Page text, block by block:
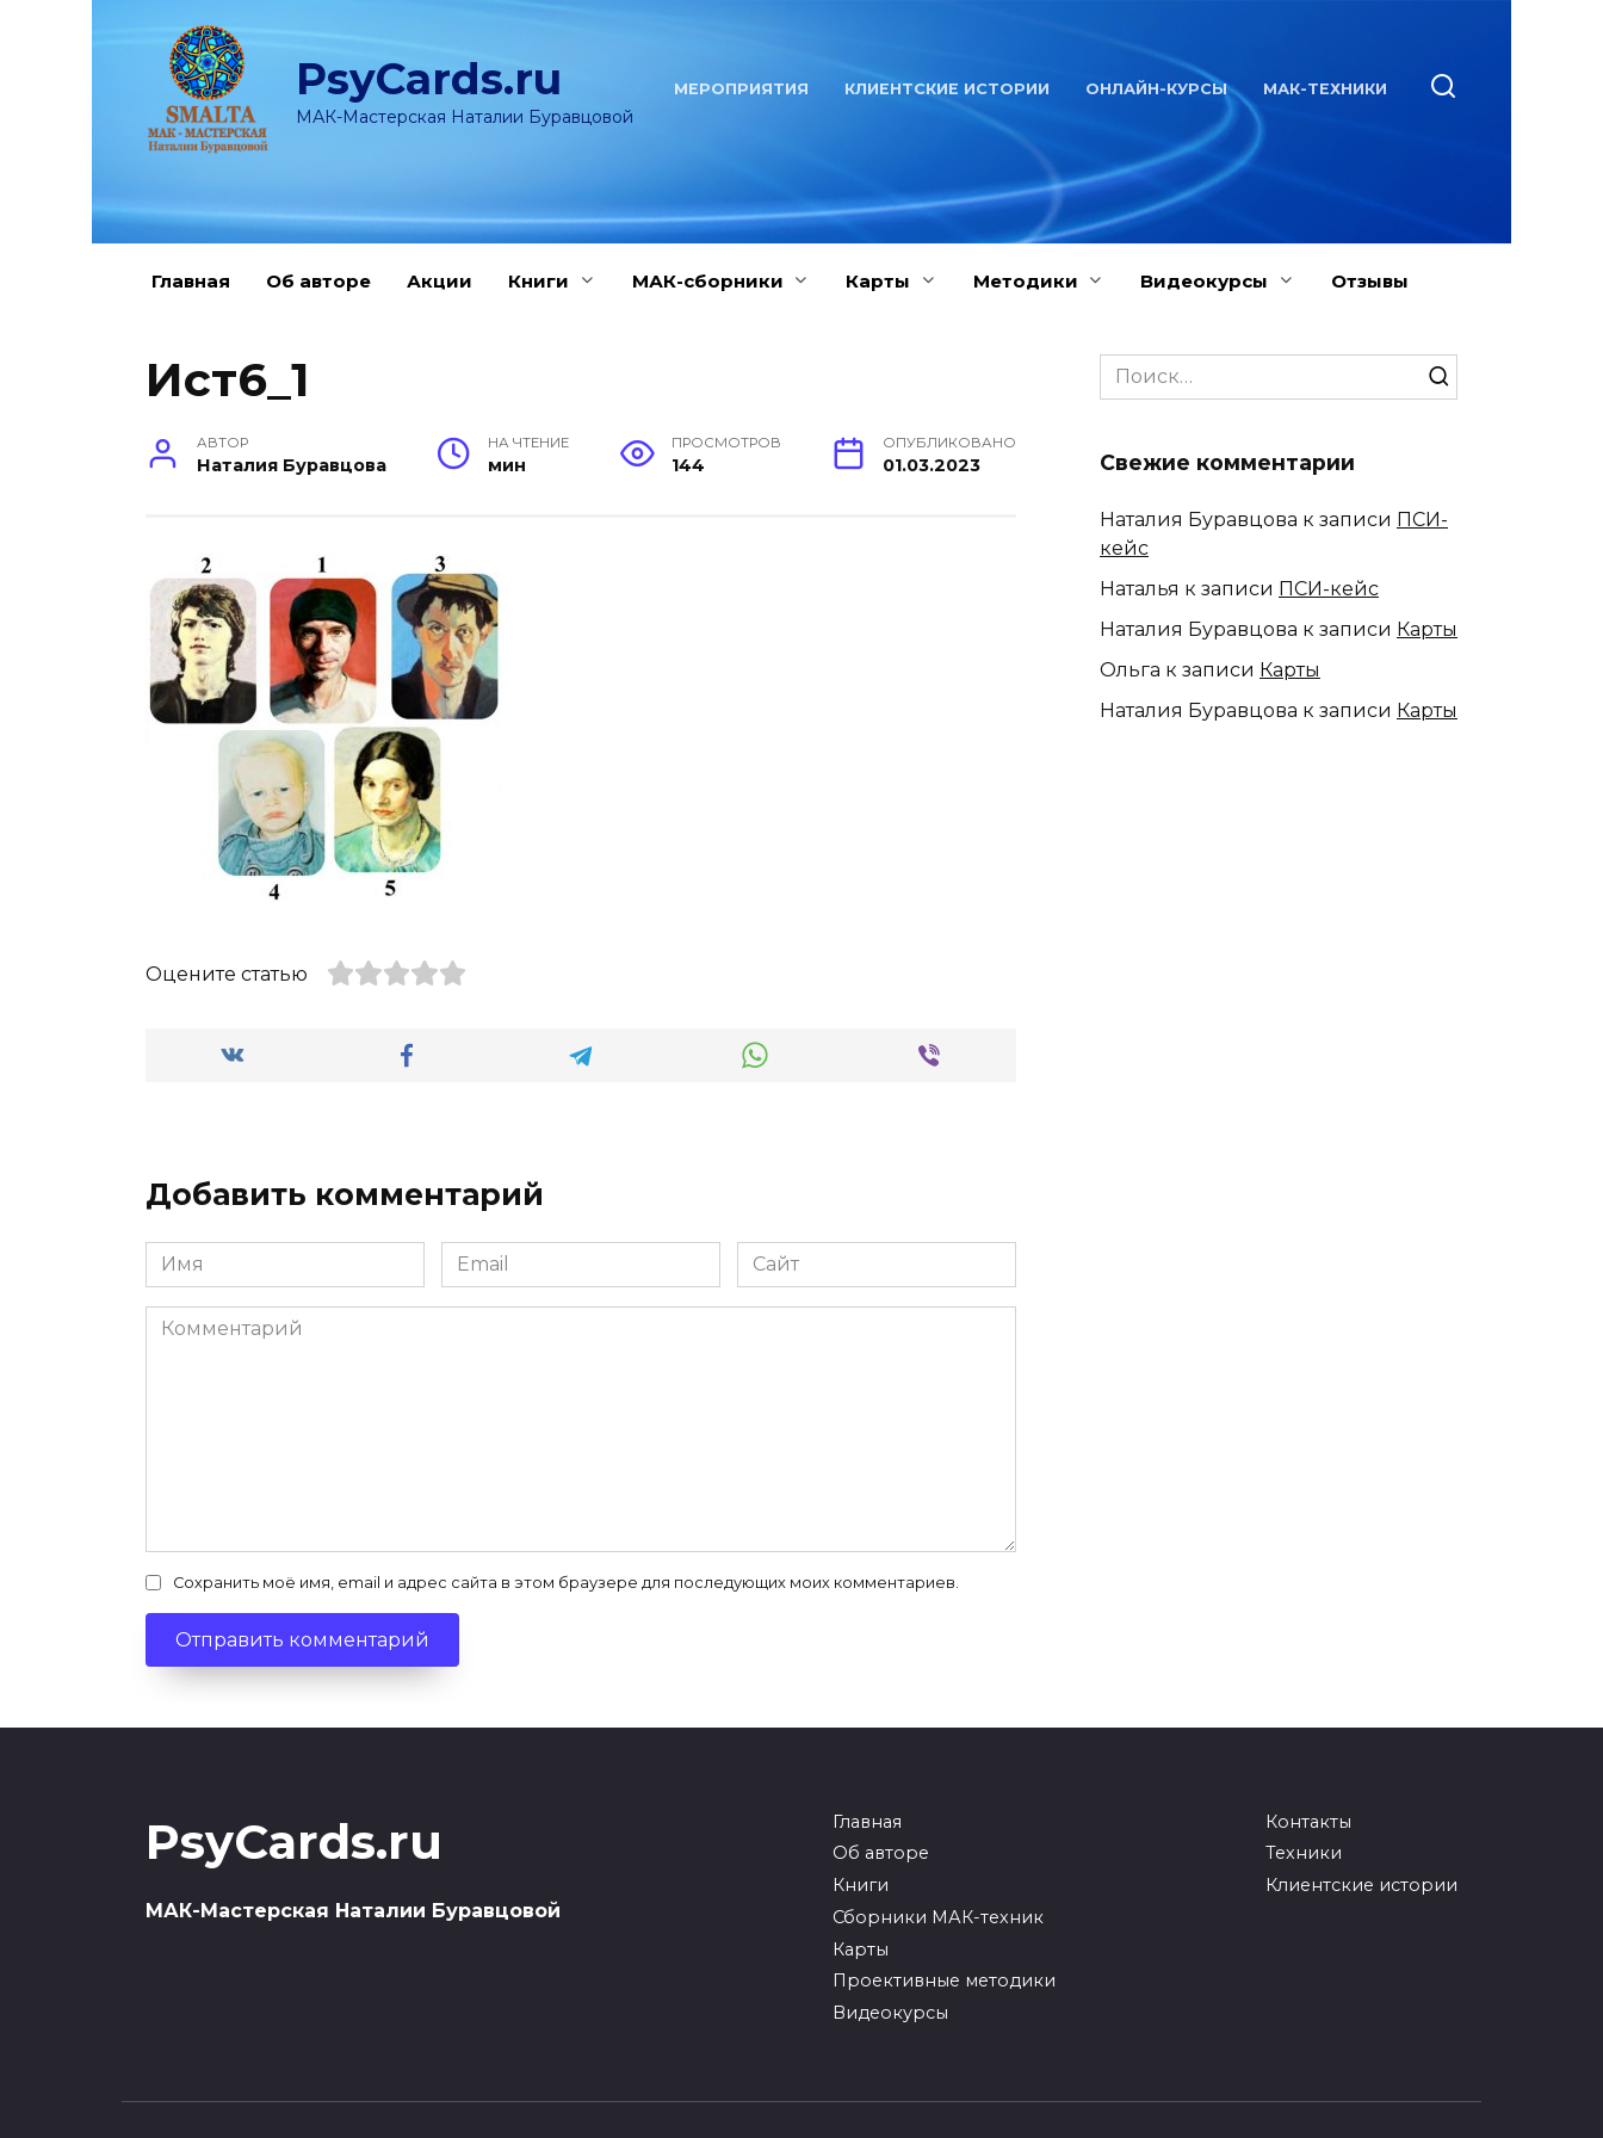
PsyCards.ru
МАК-Мастерская Наталии Буравцовой
МЕРОПРИЯТИЯ КЛИЕНТСКИЕ ИСТОРИИ ОНЛАЙН-КУРСЫ МАК-ТЕХНИКИ
Главная Об авторе Акции Книги МАК-сборники Карты Методики Видеокурсы Отзывы
Ист6_1
АВТОР
Наталия Буравцова
НА ЧТЕНИЕ
мин
ПРОСМОТРОВ
144
ОПУБЛИКОВАНО
01.03.2023
Оцените статью
Добавить комментарий
Имя
*
Email
*
Сайт
Комментарий
Сохранить моё имя, email и адрес сайта в этом браузере для последующих моих комментариев.
Search
for:
Свежие комментарии
Наталия Буравцова к записи ПСИ-
кейс
Наталья к записи ПСИ-кейс
Наталия Буравцова к записи Карты
Ольга к записи Карты
Наталия Буравцова к записи Карты
PsyCards.ru
МАК-Мастерская Наталии Буравцовой
Главная
Об авторе
Книги
Сборники МАК-техник
Карты
Проективные методики
Видеокурсы
Контакты
Техники
Клиентские истории